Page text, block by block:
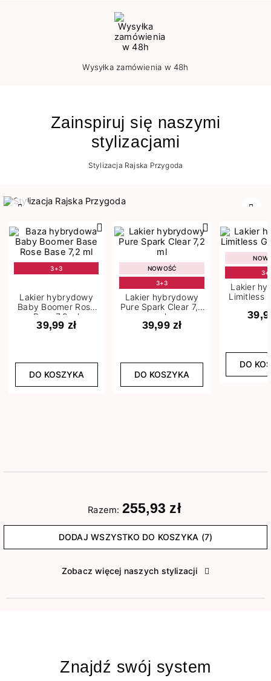
Wysyłka zamówienia w 48h
Zainspiruj się naszymi
stylizacjami
Stylizacja Rajska Przygoda
3+3
Lakier hybrydowy
Baby Boomer Rose
Base 7,2 ml
39,99 zł
DO KOSZYKA
NOWOŚĆ
3+3
Lakier hybrydowy
Pure Spark Clear 7,2
ml
39,99 zł
DO KOSZYKA
Lakier
Limitless
DO
Razem: 255,93 zł
DODAJ WSZYSTKO DO KOSZYKA (7)
Zobacz więcej naszych stylizacji
Znajdź swój system